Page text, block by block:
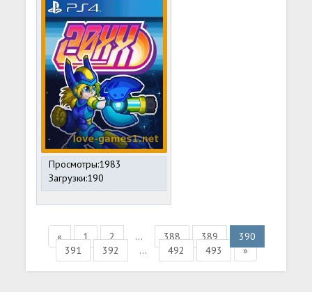
Просмотры:1983
Загрузки:190
« 1 2 ... 388 389
390
391
392 ... 492 493 »